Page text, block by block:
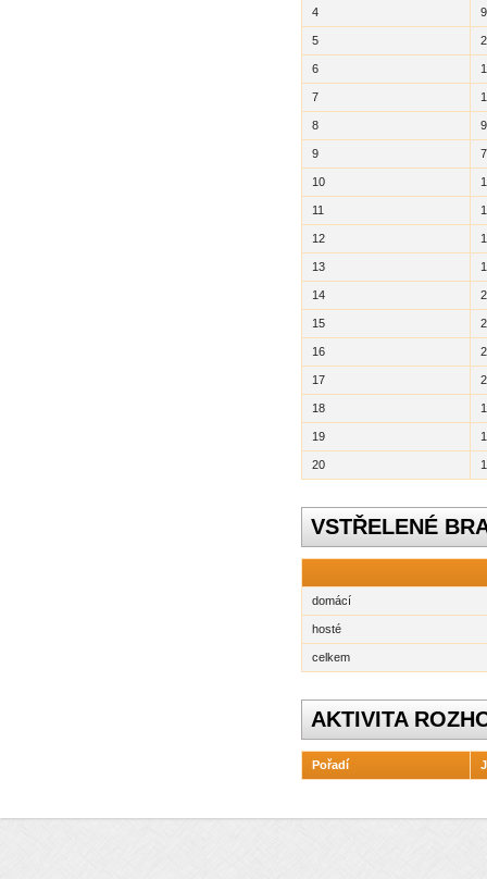
4 9
5
6
7
8 9
9 7
10
11
12
13
14
15
16
17
18
19
20
VSTŘELENÉ
domácí
hosté
celkem
AKTIVITA
Pořadí